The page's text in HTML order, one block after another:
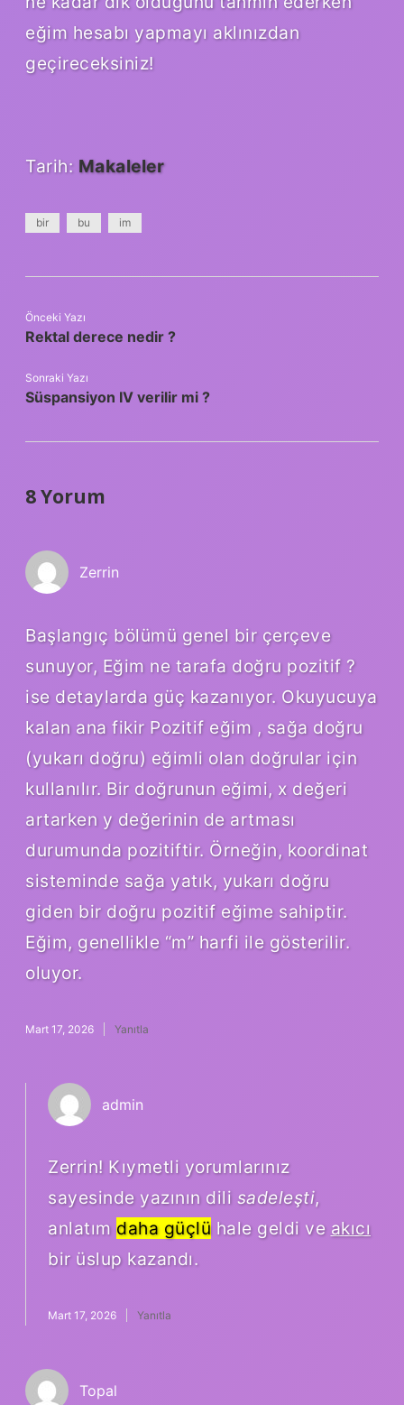
eğim hesabı yapmayı aklınızdan
geçireceksiniz!
Tarih: Makaleler
bir bu im
Önceki Yazı
Rektal derece nedir ?
Sonraki Yazı
Süspansiyon IV verilir mi ?
8 Yorum
Zerrin
Başlangıç bölümü genel bir çerçeve
sunuyor, Eğim ne tarafa doğru pozitif ?
ise detaylarda güç kazanıyor. Okuyucuya
kalan ana fikir Pozitif eğim , sağa doğru
(yukarı doğru) eğimli olan doğrular için
kullanılır. Bir doğrunun eğimi, x değeri
artarken y değerinin de artması
durumunda pozitiftir. Örneğin, koordinat
sisteminde sağa yatık, yukarı doğru
giden bir doğru pozitif eğime sahiptir.
Eğim, genellikle “m” harfi ile gösterilir.
oluyor.
Mart 17, 2026 Yanıtla
admin
Zerrin! Kıymetli yorumlarınız
sayesinde yazının dili sadeleşti,
anlatım daha güçlü hale geldi ve akıcı
bir üslup kazandı.
Mart 17, 2026 Yanıtla
Topal